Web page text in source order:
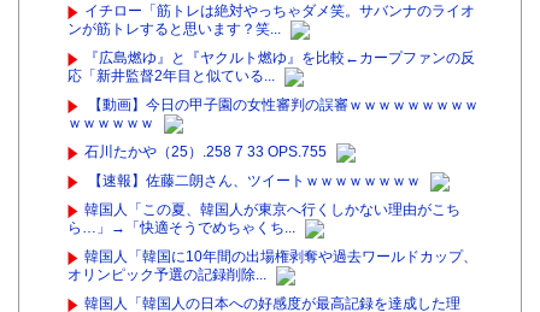
イチロー「筋トレは絶対やっちゃダメ笑。サバンナのライオ
ンが筋トレすると思います？笑...
『広島燃ゆ』と『ヤクルト燃ゆ』を比較←カープファンの反
応「新井監督2年目と似ている...
【動画】今日の甲子園の女性審判の誤審ｗｗｗｗｗｗｗｗｗ
ｗｗｗｗｗｗ
石川たかや（25）.258 7 33 OPS.755
【速報】佐藤二朗さん、ツイートｗｗｗｗｗｗｗｗ
韓国人「この夏、韓国人が東京へ行くしかない理由がこち
ら…」→「快適そうでめちゃくち...
韓国人「韓国に10年間の出場権剥奪や過去ワールドカップ、
オリンピック予選の記録削除...
韓国人「韓国人の日本への好感度が最高記録を達成した理